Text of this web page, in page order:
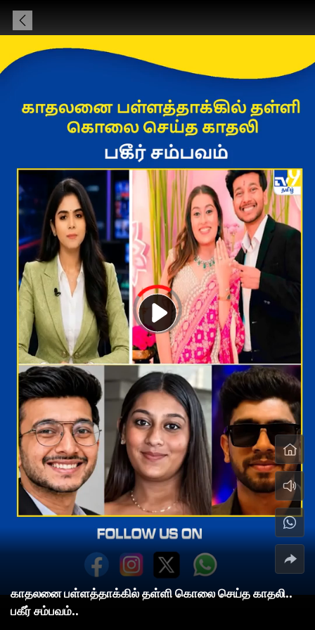
காதலனை பள்ளத்தாக்கில் தள்ளி கொலை செய்த காதலி..
பகீர் சம்பவம்..